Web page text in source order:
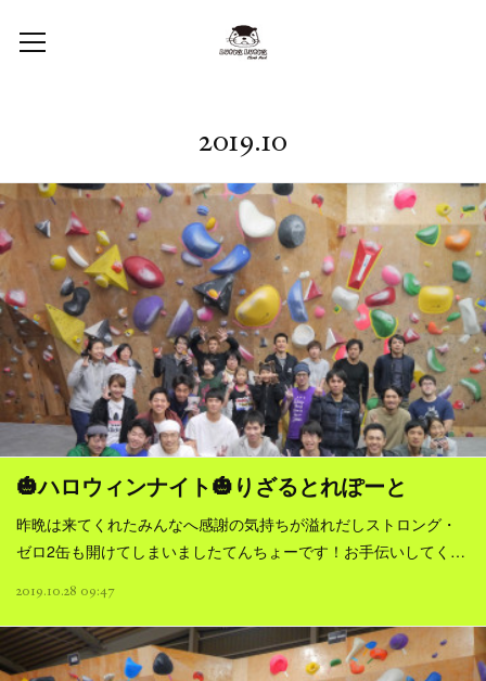
2019.10
🎃ハロウィンナイト🎃りざるとれぽーと
昨晩は来てくれたみんなへ感謝の気持ちが溢れだしストロング・
ゼロ2缶も開けてしまいましたてんちょーです！お手伝いしてく…
2019.10.28 09:47